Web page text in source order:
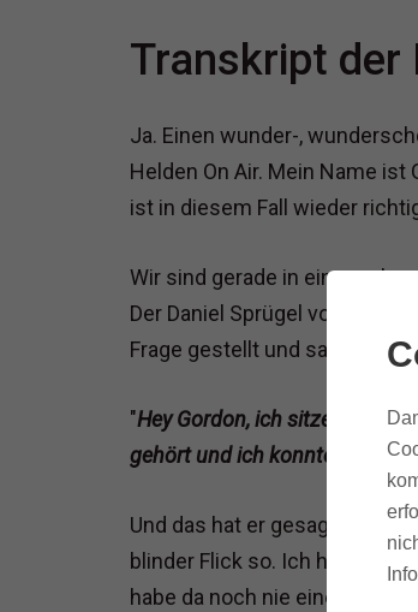
Transkript der
Ja. Einen wunder-,
Helden On Air. Mein Name ist
ist in diesem Fall wieder
Wir sind gerade in einer sehr
Der Daniel Sprügel vom
Frage gestellt und sagte:
"Hey Gordon, ich sitze hier
gehört und ich konnte bei dir
Und das hat er gesagt so
blinder Flick so. Ich habe
habe da noch nie einen